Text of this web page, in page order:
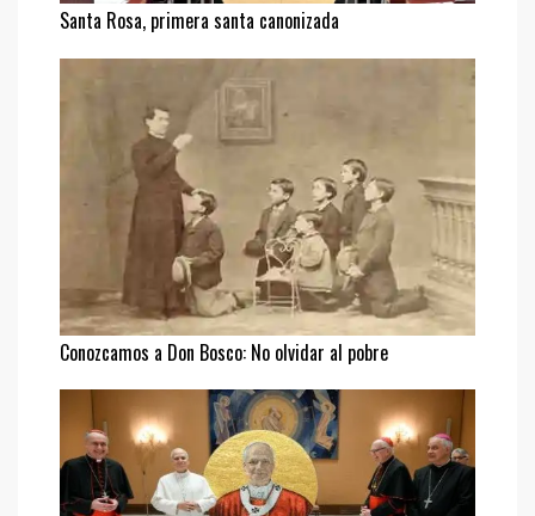
Santa Rosa, primera santa canonizada
Conozcamos a Don Bosco: No olvidar al pobre